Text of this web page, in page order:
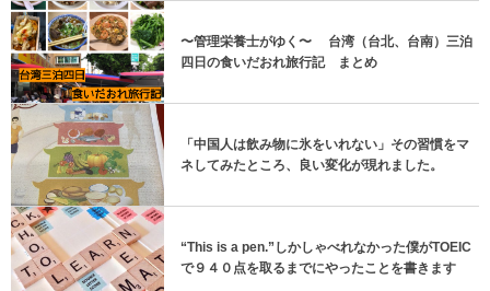
〜管理栄養士がゆく〜 台湾（台北、台南）三泊
四日の食いだおれ旅行記 まとめ
「中国人は飲み物に氷をいれない」その習慣をマ
ネしてみたところ、良い変化が現れました。
“This is a pen.”しかしゃべれなかった僕がTOEIC
で９４０点を取るまでにやったことを書きます